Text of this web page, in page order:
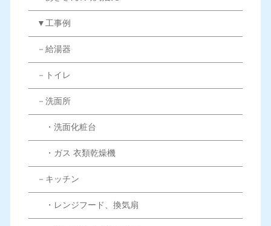
▼工事例
－給湯器
－トイレ
－洗面所
・洗面化粧台
・ガス 衣類乾燥機
－キッチン
・レンジフード、換気扇